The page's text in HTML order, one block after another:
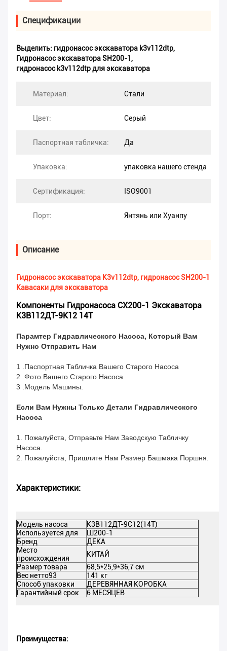
Спецификации
Выделить: гидронасос экскаватора k3v112dtp,
Гидронасос экскаватора SH200-1 ,
гидронасос k3v112dtp для экскаватора
Материал: Стали
Цвет: Серый
Паспортная табличка: Да
Упаковка: упаковка нашего стенда
Сертификация: ISO9001
Порт: Янтянь или Хуанпу
Описание
Гидронасос экскаватора K3v112dtp, гидронасос SH200-1
Кавасаки для экскаватора
Компоненты Гидронасоса СХ200-1 Экскаватора
К3В112ДТ-9К12 14Т
Парамтер Гидравлического Насоса, Который Вам
Нужно Отправить Нам
1 .Паспортная Табличка Вашего Старого Насоса
2 .Фото Вашего Старого Насоса
3 .Модель Машины.
Если Вам Нужны Только Детали Гидравлического
Насоса
1. Пожалуйста, Отправьте Нам Заводскую Табличку
Насоса.
2. Пожалуйста, Пришлите Нам Размер Башмака Поршня.
Характеристики:
Модель насоса
К3В112ДТ-9С12(14Т)
Используется для
Ш200-1
Бренд
ДЕКА
Место
происхождения
КИТАЙ
Размер товара
68,5*25,9*36,7 см
Вес нетто93
141 кг
Способ упаковки
ДЕРЕВЯННАЯ КОРОБКА
Гарантийный срок
6 МЕСЯЦЕВ
Преимущества: